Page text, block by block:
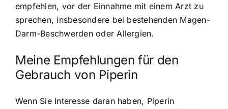
empfehlen, vor der Einnahme mit einem Arzt zu
sprechen, insbesondere bei bestehenden Magen-
Darm-Beschwerden oder Allergien.
Meine Empfehlungen für den
Gebrauch von Piperin
Wenn Sie Interesse daran haben, Piperin